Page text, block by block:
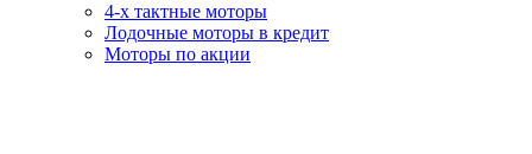
4-х тактные моторы
Лодочные моторы в кредит
Моторы по акции